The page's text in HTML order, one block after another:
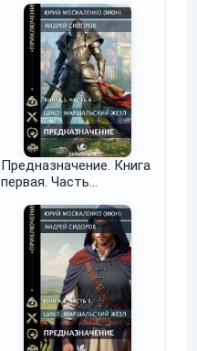
Предназначение. Книга
первая. Часть